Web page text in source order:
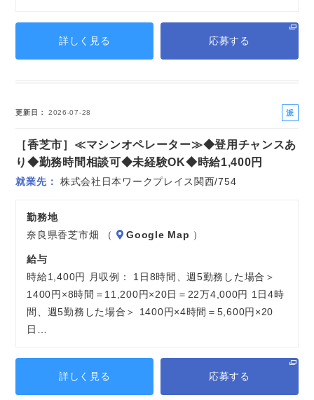
詳しく見る 応募する
更新日 2026-07-28
派
社
［香芝市］≪マシンオペレーター≫◆登用チャンスあ
り◆勤務時間相談可◆未経験OK◆時給1,400円
就業先 株式会社日本ワークプレイス関西/754
勤務地
奈良県香芝市畑 （
Google Map ）
給与
時給1,400円 月収例： 1日8時間、週5勤務した場合＞
1400円×8時間＝11,200円×20日＝22万4,000円 1日4時
間、週5勤務した場合＞ 1400円×4時間＝5,600円×20
日…
詳しく見る 応募する